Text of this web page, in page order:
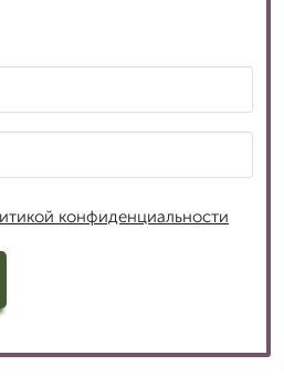
конфиденциальности